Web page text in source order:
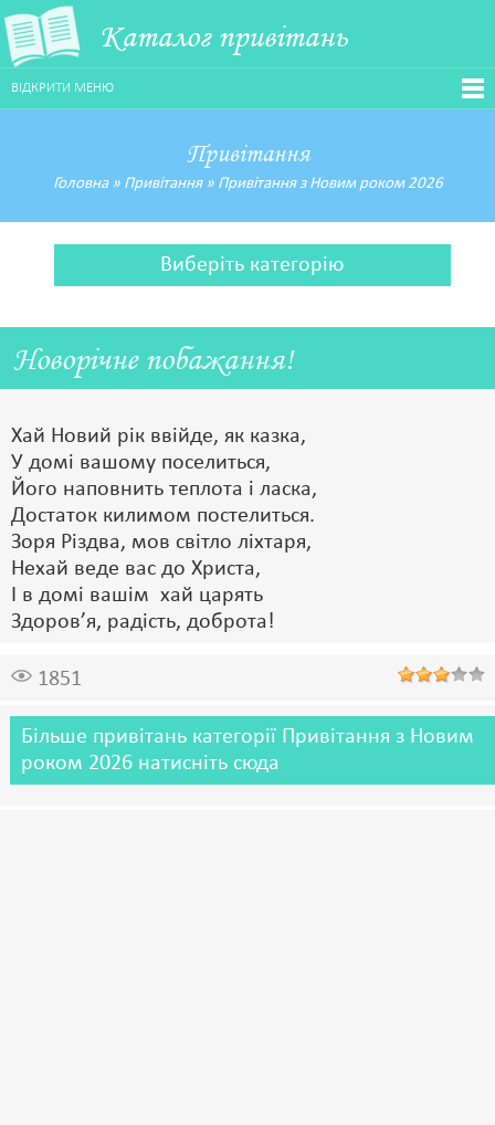
Каталог привітань
ВІДКРИТИ МЕНЮ
Привітання
Головна» Привітання» Привітання з Новим роком 2026
Виберіть категорію
Новорічне побажання!
Хай Новий рік ввійде, як казка,
У домі вашому поселиться,
Його наповнить теплота і ласка,
Достаток килимом постелиться.
Зоря Різдва, мов світло ліхтаря,
Нехай веде вас до Христа,
І в домі вашім хай царять
Здоров’я, радість, доброта!
1851
Більше привітань категорії Привітання з Новим
роком 2026 натисніть сюда